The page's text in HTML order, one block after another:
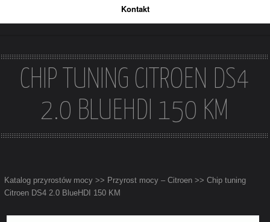
Kontakt
CHIP TUNING CITROEN DS4
2.0 BLUEHDI 150 KM
Katalog przyrostów mocy >> Przyrost mocy – Citroen >> Chip tuning
Citroen DS4 2.0 BlueHDI 150 KM